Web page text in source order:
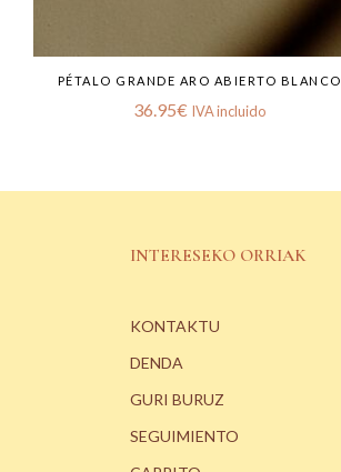
PÉTALO GRANDE ARO ABIERTO BLANCO
36.95€ IVA incluido
INTERESEKO ORRIAK
KONTAKTU
DENDA
GURI BURUZ
SEGUIMIENTO